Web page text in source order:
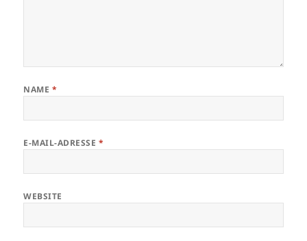
NAME *
E-MAIL-ADRESSE *
WEBSITE